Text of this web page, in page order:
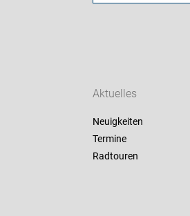
Aktuelles
Neuigkeiten
Termine
Radtouren